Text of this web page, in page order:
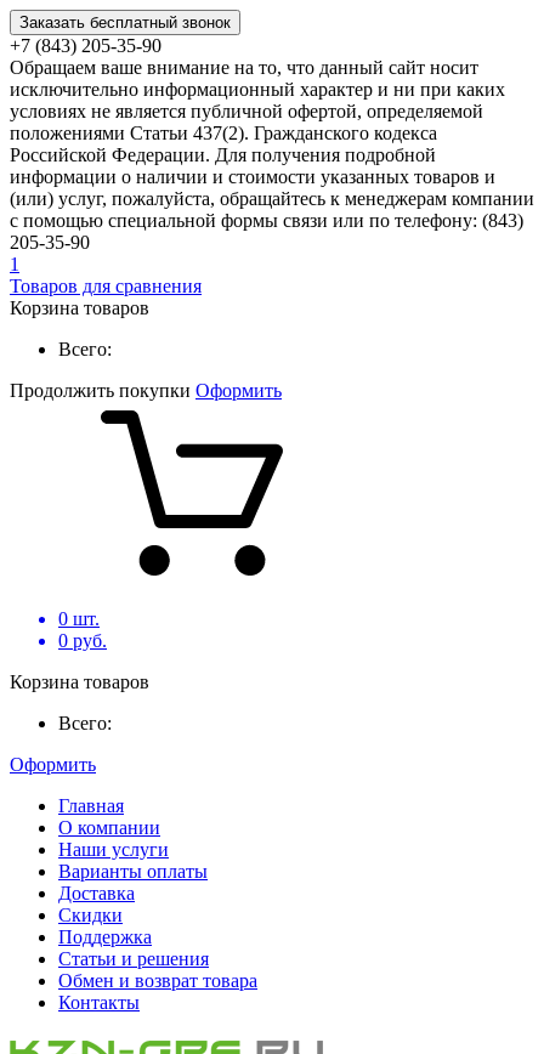
Заказать бесплатный звонок
+7 (843) 205-35-90
Обращаем ваше внимание на то, что данный сайт носит
исключительно информационный характер и ни при каких
условиях не является публичной офертой, определяемой
положениями Статьи 437(2). Гражданского кодекса
Российской Федерации. Для получения подробной
информации о наличии и стоимости указанных товаров и
(или) услуг, пожалуйста, обращайтесь к менеджерам компании
с помощью специальной формы связи или по телефону: (843)
205-35-90
1
Товаров для сравнения
Корзина товаров
Всего:
Продолжить покупки Оформить
0 шт.
0 руб.
Корзина товаров
Всего:
Оформить
Главная
О компании
Наши услуги
Варианты оплаты
Доставка
Скидки
Поддержка
Статьи и решения
Обмен и возврат товара
Контакты